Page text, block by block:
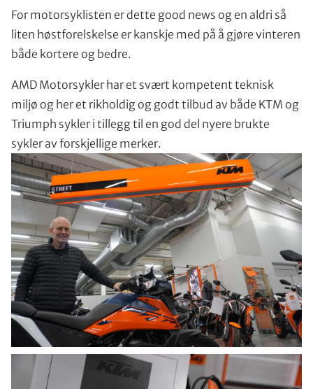
For motorsyklisten er dette good news og en aldri så
liten høstforelskelse er kanskje med på å gjøre vinteren
både kortere og bedre.
AMD Motorsykler har et svært kompetent teknisk
miljø og her et rikholdig og godt tilbud av både KTM og
Triumph sykler i tillegg til en god del nyere brukte
sykler av forskjellige merker.